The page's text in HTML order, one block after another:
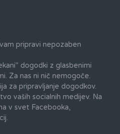
pripravi nepozaben
dogodki z glasbenimi
Za nas ni nič nemogoče.
za pripravljanje dogodkov.
vaših socialnih medijev. Na
v svet Facebooka,